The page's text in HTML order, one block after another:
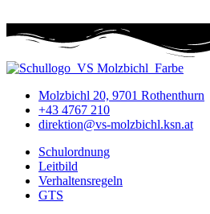
Molzbichl 20, 9701 Rothenthurn
+43 4767 210
direktion@vs-molzbichl.ksn.at
Schulordnung
Leitbild
Verhaltensregeln
GTS